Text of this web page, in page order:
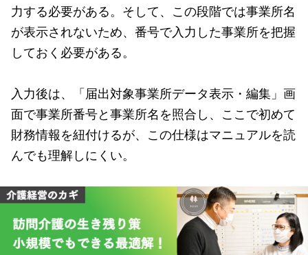
力する必要がある。そして、この段階では事業所名
が表示されないため、番号で入力した事業所を把握
しておく必要がある。
入力後は、「届出対象事業所データ表示・編集」画
面で事業所番号と事業所名を照合し、ここで初めて
財務情報を紐付けるが、この仕様はマニュアルを読
んでも理解しにくい。